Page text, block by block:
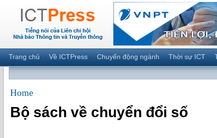
Trang chủ Về ICTPress Chuyển động ngành Thời sự ICT
Home
Bộ sách về chuyển đổi số